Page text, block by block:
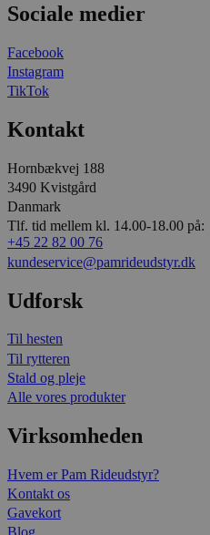
Sociale medier
Facebook
Instagram
TikTok
Kontakt
Hornbækvej 188
3490 Kvistgård
Danmark
Tlf. tid mellem kl. 14.00-18.00 på:
+45 22 82 00 76
kundeservice@pamrideudstyr.dk
Udforsk
Til hesten
Til rytteren
Stald og pleje
Alle vores produkter
Virksomheden
Hvem er Pam Rideudstyr?
Kontakt os
Gavekort